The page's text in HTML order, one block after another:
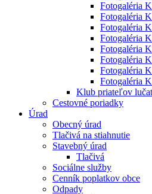
Fotogaléria
Fotogaléria
Fotogaléria
Fotogaléria
Fotogaléria
Fotogaléria
Fotogaléria
Fotogaléria
Klub priateľov
Cestovné poriadky
Úrad
Obecný úrad
Tlačivá na stiahnutie
Stavebný úrad
Tlačivá
Sociálne služby
Cenník poplatkov obce
Odpady